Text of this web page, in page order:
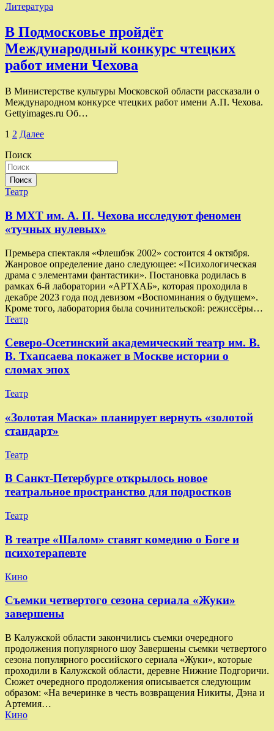
Литература
В Подмосковье пройдёт
Международный конкурс чтецких
работ имени Чехова
В Министерстве культуры Московской области рассказали о
Международном конкурсе чтецких работ имени А.П. Чехова.
Gettyimages.ru Об…
Пагинация
записей
1 2 Далее
Поиск
Поиск
Театр
В МХТ им. А. П. Чехова исследуют феномен
«тучных нулевых»
Премьера спектакля «Флешбэк 2002» состоится 4 октября.
Жанровое определение дано следующее: «Психологическая
драма с элементами фантастики». Постановка родилась в
рамках 6-й лаборатории «АРТХАБ», которая проходила в
декабре 2023 года под девизом «Воспоминания о будущем».
Кроме того, лаборатория была сочинительской: режиссёры…
Театр
Северо-Осетинский академический театр им. В.
В. Тхапсаева покажет в Москве истории о
сломах эпох
Театр
«Золотая Маска» планирует вернуть «золотой
стандарт»
Театр
В Санкт-Петербурге открылось новое
театральное пространство для подростков
Театр
В театре «Шалом» ставят комедию о Боге и
психотерапевте
Кино
Съемки четвертого сезона сериала «Жуки»
завершены
В Калужской области закончились съемки очередного
продолжения популярного шоу Завершены съемки четвертого
сезона популярного российского сериала «Жуки», которые
проходили в Калужской области, деревне Нижние Подгоричи.
Сюжет очередного продолжения описывается следующим
образом: «На вечеринке в честь возвращения Никиты, Дэна и
Артемия…
Кино